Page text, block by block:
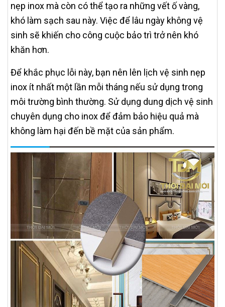
nẹp inox mà còn có thể tạo ra những vết ố vàng,
khó làm sạch sau này. Việc để lâu ngày không vệ
sinh sẽ khiến cho công cuộc bảo trì trở nên khó
khăn hơn.
Để khắc phục lỗi này, bạn nên lên lịch vệ sinh nẹp
inox ít nhất một lần mỗi tháng nếu sử dụng trong
môi trường bình thường. Sử dụng dung dịch vệ sinh
chuyên dụng cho inox để đảm bảo hiệu quả mà
không làm hại đến bề mặt của sản phẩm.